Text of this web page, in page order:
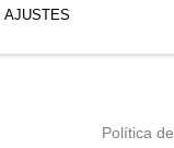
AJUSTES
Política